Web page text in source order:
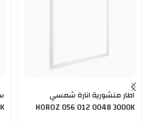
اطار منشورية انارة شمسي
HOROZ 056 012 0048 3000K